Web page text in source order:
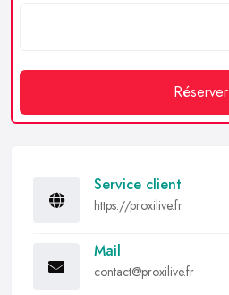
Réserver
Service client
https://proxilive.fr
Mail
contact@proxilive.fr